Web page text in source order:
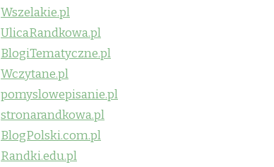
Wszelakie.pl
UlicaRandkowa.pl
BlogiTematyczne.pl
Wczytane.pl
pomyslowepisanie.pl
stronarandkowa.pl
BlogPolski.com.pl
Randki.edu.pl